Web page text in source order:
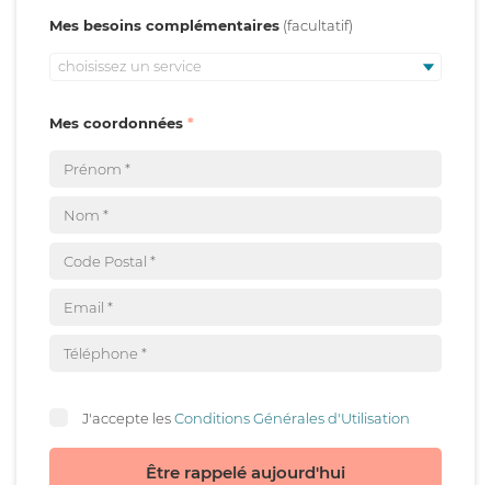
Mes besoins complémentaires
choisissez un service
Mes coordonnées
J'accepte lesConditions Générales d'Utilisation
Être rappelé aujourd'hui